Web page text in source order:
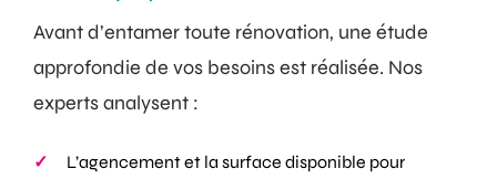
Avant d’entamer toute rénovation, une étude
approfondie de vos besoins est réalisée. Nos
experts analysent :
L’agencement et la surface disponible pour